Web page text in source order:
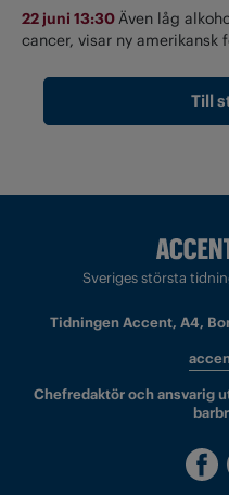
22 juni 13:30 Även låg
cancer, visar ny amerikansk
Till
Sveriges största
Tidningen Accent, A4,
Chefredaktör och ansvarig